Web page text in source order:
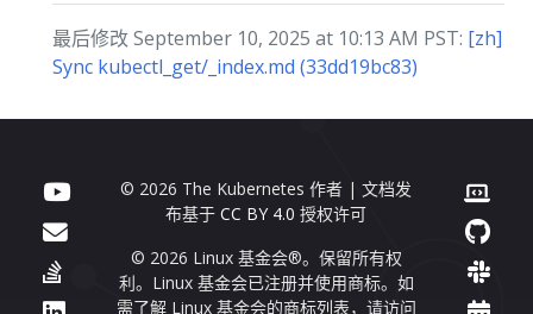
最后修改 September 10, 2025 at 10:13 AM PST: [zh]
Sync kubectl_get/_index.md (33dd19bc83)
© 2026 The Kubernetes 作者 | 文档发
布基于CC BY 4.0 授权许可
© 2026 Linux 基金会®。保留所有权
利。Linux 基金会已注册并使用商标。如
需了解 Linux 基金会的商标列表，请访问